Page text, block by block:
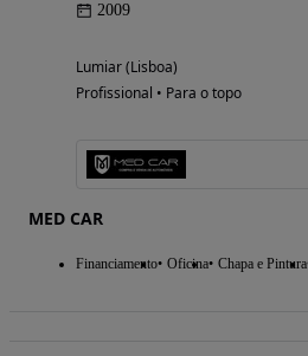
2009
Lumiar (Lisboa)
Profissional • Para o topo
MED CAR
Financiamento Oficina Chapa e Pintura